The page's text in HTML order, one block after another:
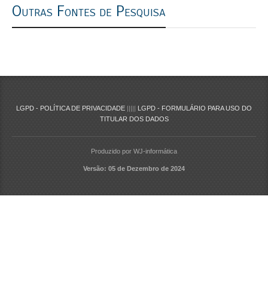
Outras Fontes de Pesquisa
LGPD - POLÍTICA DE PRIVACIDADE ||||| LGPD - FORMULÁRIO PARA USO DO
TITULAR DOS DADOS
Produzido por WJ-informática
Versão: 05 de Dezembro de 2024